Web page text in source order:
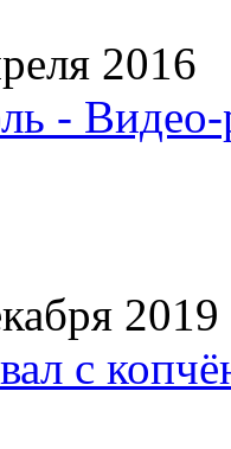
2016
- Видео-
2019
с